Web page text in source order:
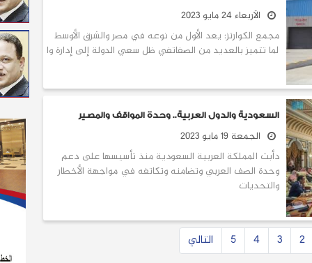
الأربعاء 24 مايو 2023
مجمع الكوارتز: يعد الأول من نوعه في مصر والشرق الأوسط
لما تتميز بالعديد من الصفاتفي ظل سعي الدولة إلى إدارة وا
السعودية والدول العربية.. وحدة المواقف والمصير
الجمعة 19 مايو 2023
دأبت المملكة العربية السعودية منذ تأسيسها على دعم
وحدة الصف العربي وتضامنه وتكاتفه في مواجهة الأخطار
والتحديات
2
3
4
5 التالي